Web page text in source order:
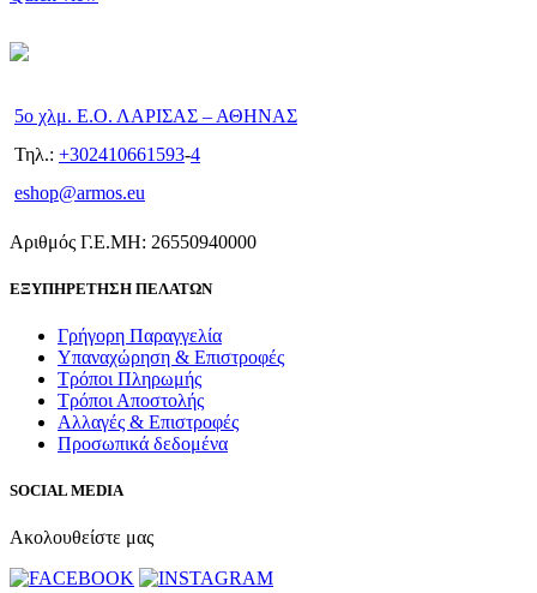
5ο χλμ. Ε.Ο. ΛΑΡΙΣΑΣ – ΑΘΗΝΑΣ
Τηλ.: +302410661593-4
eshop@armos.eu
Αριθμός Γ.Ε.ΜΗ: 26550940000
ΕΞΥΠΗΡΕΤΗΣΗ ΠΕΛΑΤΩΝ
Γρήγορη Παραγγελία
Υπαναχώρηση & Επιστροφές
Τρόποι Πληρωμής
Τρόποι Αποστολής
Αλλαγές & Επιστροφές
Προσωπικά δεδομένα
SOCIAL MEDIA
Ακολουθείστε μας